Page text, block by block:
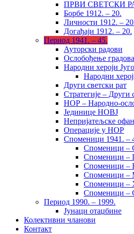
ПРВИ СВЕТСКИ
Борбе 1912. – 20.
Личности 1912. –
Догађаји 1912. – 20.
Период 1941. – 45.
Ауторски радови
Ослобођење
Народни хероји
Народни
Други светски рат
Стратегије – Други
НОР – Народно-
Јединице НОВЈ
Непријатељске
Операције у НОР
Споменици 1941. –
Споменици –
Споменици –
Споменици –
Споменици –
Споменици –
Споменици –
Период 1990. – 1999.
Јунаци отаџбине
Колективни чланови
Контакт